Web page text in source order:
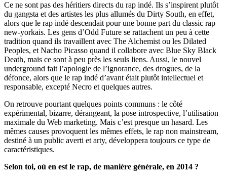
Ce ne sont pas des héritiers directs du rap indé. Ils s’inspirent plutôt
du gangsta et des artistes les plus allumés du Dirty South, en effet,
alors que le rap indé descendait pour une bonne part du classic rap
new-yorkais. Les gens d’Odd Future se rattachent un peu à cette
tradition quand ils travaillent avec The Alchemist ou les Dilated
Peoples, et Nacho Picasso quand il collabore avec Blue Sky Black
Death, mais ce sont à peu près les seuls liens. Aussi, le nouvel
underground fait l’apologie de l’ignorance, des drogues, de la
défonce, alors que le rap indé d’avant était plutôt intellectuel et
responsable, excepté Necro et quelques autres.
On retrouve pourtant quelques points communs : le côté
expérimental, bizarre, dérangeant, la pose introspective, l’utilisation
maximale du Web marketing. Mais c’est presque un hasard. Les
mêmes causes provoquent les mêmes effets, le rap non mainstream,
destiné à un public averti et arty, développera toujours ce type de
caractéristiques.
Selon toi, où en est le rap, de manière générale, en 2014 ?